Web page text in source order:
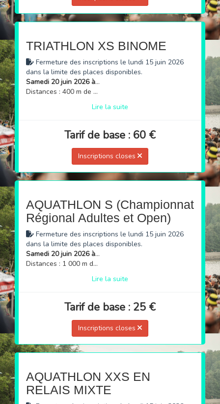
TRIATHLON XS BINOME
Fermeture des inscriptions le lundi 15 juin 2026
dans la limite des places disponibles.
Samedi 20 juin 2026 à 17h
Distances : 400 m de natation → 10 km de vélo → 2,5 km de course à pied
Lire la suite
Tarif de base : 60 €
Inscriptions closes
AQUATHLON S (Championnat
Régional Adultes et Open)
Fermeture des inscriptions le lundi 15 juin 2026
dans la limite des places disponibles.
Samedi 20 juin 2026 à 15h
Distances : 1 000 m de natation → 5 km de course à pied
Lire la suite
Tarif de base : 25 €
Inscriptions closes
AQUATHLON XXS EN
RELAIS MIXTE